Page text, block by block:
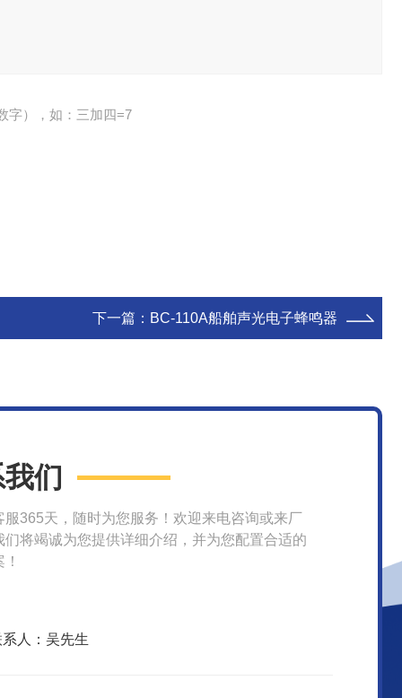
字），如：三加四=7
下一篇： BC-110A船舶声光电子蜂鸣器
们
服365天，随时为您服务！欢迎来电咨询或来厂
们将竭诚为您提供详细介绍，并为您配置合适的
人：吴先生